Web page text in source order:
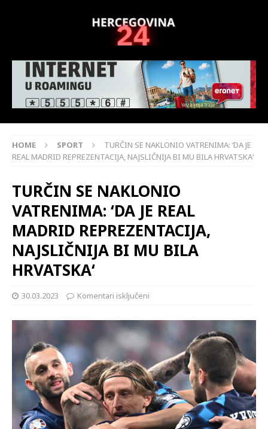
HOME SPORT
TURČIN SE NAKLONIO VATRENIMA: ‘DA JE
REAL MADRID REPREZENTACIJA, NAJSLIČNIJA BI MU BILA HRVATSKA‘
TURČIN SE NAKLONIO
VATRENIMA: ‘DA JE REAL
MADRID REPREZENTACIJA,
NAJSLIČNIJA BI MU BILA
HRVATSKA‘
30.03.2023 Komentari isključeni